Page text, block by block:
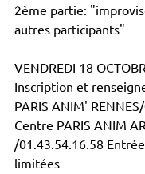
2ème partie:
autres participants"
VENDREDI 18
Inscription et
PARIS ANIM'
Centre PARIS ANIM
/01.43.54.16.58
limitées